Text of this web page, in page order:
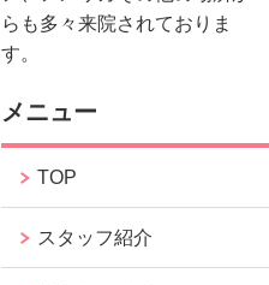
らも多々来院されておりま
す。
メニュー
TOP
スタッフ紹介